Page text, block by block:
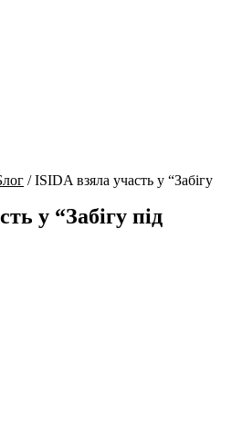
/ISIDA взяла участь у “Забігу
у “Забігу під